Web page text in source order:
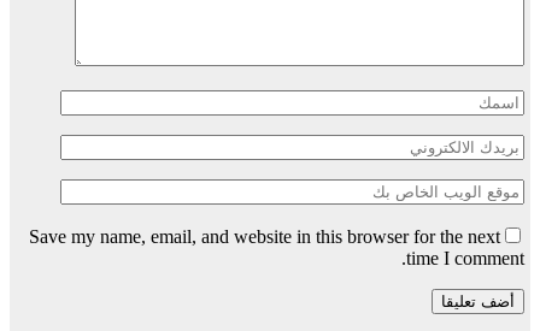
Save my name, email, and website in this browser for the next
time I comment.